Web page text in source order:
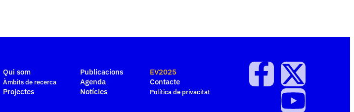
Qui som
Àmbits de recerca
Projectes
Publicacions
Agenda
Notícies
EV2025
Contacte
Política de privacitat